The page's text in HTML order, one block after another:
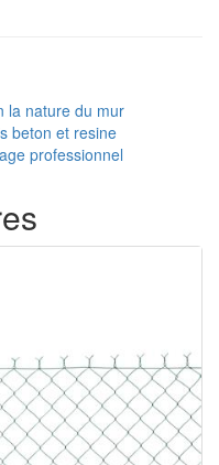
la nature du mur
beton et resine
professionnel